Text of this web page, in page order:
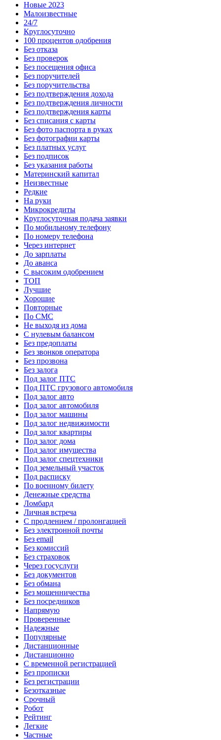
Новые 2023
Малоизвестные
24/7
Круглосуточно
100 процентов одобрения
Без отказа
Без проверок
Без посещения офиса
Без поручителей
Без поручительства
Без подтверждения дохода
Без подтверждения личности
Без подтверждения карты
Без списания с карты
Без фото паспорта в руках
Без фотографии карты
Без платных услуг
Без подписок
Без указания работы
Материнский капитал
Неизвестные
Редкие
На руки
Микрокредиты
Круглосуточная подача заявки
По мобильному телефону
По номеру телефона
Через интернет
До зарплаты
До аванса
С высоким одобрением
ТОП
Лучшие
Хорошие
Повторные
По СМС
Не выходя из дома
С нулевым балансом
Без предоплаты
Без звонков оператора
Без прозвона
Без залога
Под залог ПТС
Под ПТС грузового автомобиля
Под залог авто
Под залог автомобиля
Под залог машины
Под залог недвижимости
Под залог квартиры
Под залог дома
Под залог имущества
Под залог спецтехники
Под земельный участок
Под расписку
По военному билету
Денежные средства
Ломбард
Личная встреча
С продлением / пролонгацией
Без электронной почты
Без email
Без комиссий
Без страховок
Через госуслуги
Без документов
Без обмана
Без мошенничества
Без посредников
Напрямую
Проверенные
Надежные
Популярные
Дистанционные
Дистанционно
С временной регистрацией
Без прописки
Без регистрации
Безотказные
Срочный
Робот
Рейтинг
Легкие
Частные